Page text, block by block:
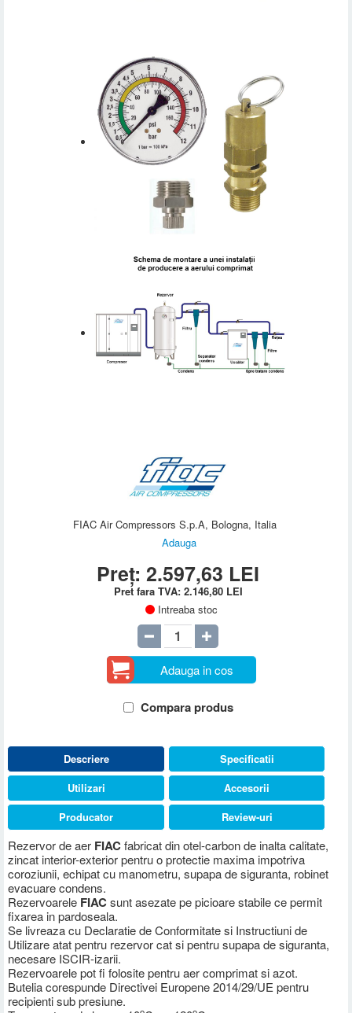
FIAC Air Compressors S.p.A, Bologna, Italia
Adauga
Preț:2.597,63 LEI
Pret fara TVA: 2.146,80 LEI
Intreaba stoc
Adauga in cos
Compara produs
Descriere
Rezervor de aer FIACfabricat din otel-carbon de inalta calitate,
zincat interior-exterior pentru o protectie maxima impotriva
coroziunii, echipat cu manometru, supapa de siguranta, robinet
evacuare condens.
Rezervoarele FIACsunt asezate pe picioare stabile ce permit
fixarea in pardoseala.
Se livreaza cu Declaratie de Conformitate si Instructiuni de
Utilizare atat pentru rezervor cat si pentru supapa de siguranta,
necesare ISCIR-izarii.
Rezervoarele pot fi folosite pentru aer comprimat si azot.
Butelia corespunde Directivei Europene 2014/29/UE pentru
recipienti sub presiune.
Specificatii
Utilizari
Accesorii
Producator
Review-uri